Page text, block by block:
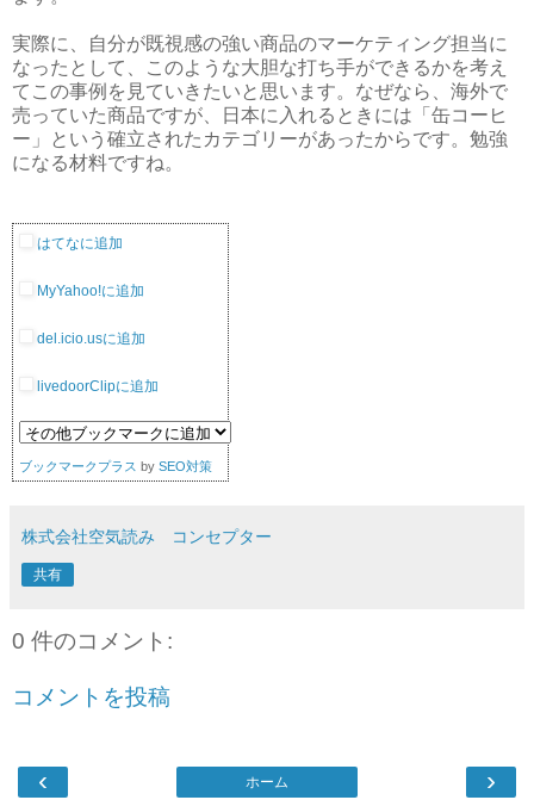
実際に、自分が既視感の強い商品のマーケティング担当に
なったとして、このような大胆な打ち手ができるかを考え
てこの事例を見ていきたいと思います。なぜなら、海外で
売っていた商品ですが、日本に入れるときには「缶コーヒ
ー」という確立されたカテゴリーがあったからです。勉強
になる材料ですね。
はてなに追加
MyYahoo!に追加
del.icio.usに追加
livedoorClipに追加
ブックマークプラス by SEO対策
株式会社空気読み コンセプター
共有
0 件のコメント:
コメントを投稿
‹ ›
ホーム